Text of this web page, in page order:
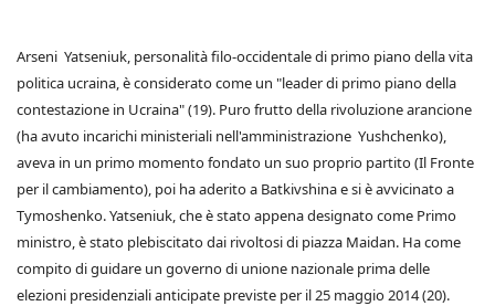
Arseni Yatseniuk, personalità filo-occidentale di primo piano della vita
politica ucraina, è considerato come un "leader di primo piano della
contestazione in Ucraina" (19). Puro frutto della rivoluzione arancione
(ha avuto incarichi ministeriali nell'amministrazione Yushchenko),
aveva in un primo momento fondato un suo proprio partito (Il Fronte
per il cambiamento), poi ha aderito a Batkivshina e si è avvicinato a
Tymoshenko. Yatseniuk, che è stato appena designato come Primo
ministro, è stato plebiscitato dai rivoltosi di piazza Maidan. Ha come
compito di guidare un governo di unione nazionale prima delle
elezioni presidenziali anticipate previste per il 25 maggio 2014 (20).